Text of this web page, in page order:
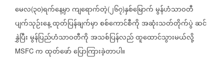
မေလ(၃၀)ရက်နေ့မှာကျရောက်တဲ့(၂၆၇)နှစ်မြောက်မွန်ဟံသာဝတီ
ပျက်သုဉ်းနေ့ထုတ်ပြန်ချက်မှာစစ်ကောင်စီကိုအဆုံးသတ်တိုက်ပွဲဆင်
နွှဲပြီးမွန်ပြည်ဟံသာဝတီကိုအသစ်ပြန်လည်ထူထောင်သွားမယ်လို့
MSFC ကထုတ်ဖော်ပြောကြားခဲ့တာပါ။